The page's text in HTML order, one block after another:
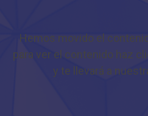
Hemos movido el
para ver el contenido haz
y te llevará a